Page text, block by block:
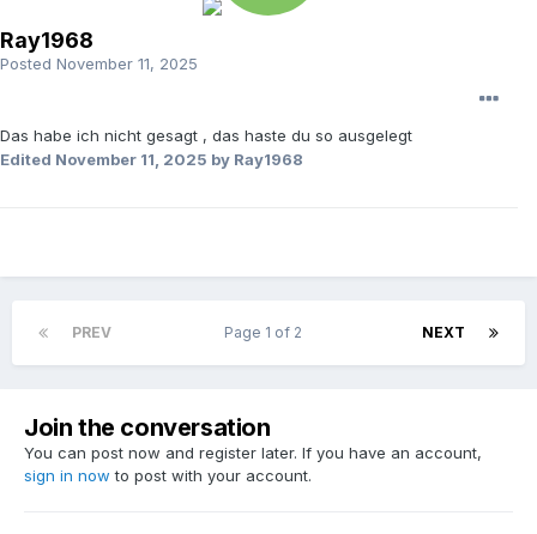
Ray1968
Posted November 11, 2025
Das habe ich nicht gesagt , das haste du so ausgelegt
Edited November 11, 2025 by Ray1968
PREV NEXT
Page 1 of 2
Join the conversation
You can post now and register later. If you have an account,
sign in now to post with your account.